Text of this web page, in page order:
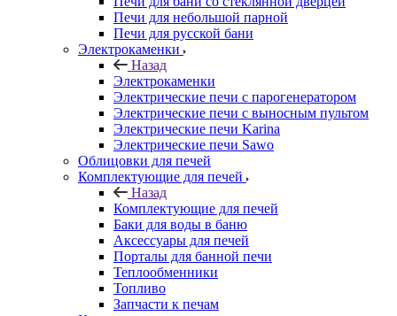
Печи для небольшой парной
Печи для русской бани
Электрокаменки
Назад
Электрокаменки
Электрические печи с парогенератором
Электрические печи с выносным пультом
Электрические печи Karina
Электрические печи Sawo
Облицовки для печей
Комплектующие для печей
Назад
Комплектующие для печей
Баки для воды в баню
Аксессуары для печей
Порталы для банной печи
Теплообменники
Топливо
Запчасти к печам